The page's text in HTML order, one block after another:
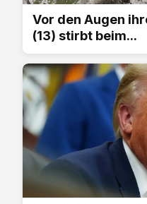
Vor den Augen
(13) stirbt beim...